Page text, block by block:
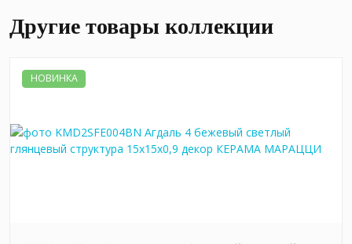
Другие товары коллекции
НОВИНКА